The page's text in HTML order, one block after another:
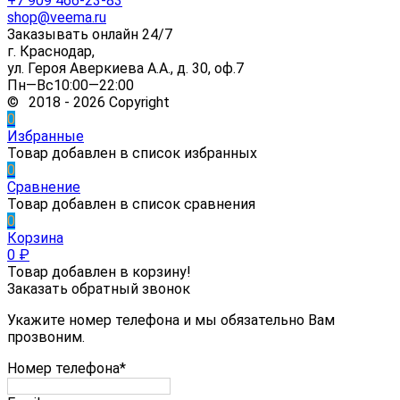
shop@veema.ru
Заказывать онлайн 24/7
г. Краснодар,
ул. Героя Аверкиева А.А., д. 30, оф.7
Пн—Вс10:00—22:00
© 2018 - 2026 Copyright
0
Избранные
Товар добавлен в список избранных
0
Сравнение
Товар добавлен в список сравнения
0
Корзина
0 ₽
Товар добавлен в корзину!
Заказать обратный звонок
Укажите номер телефона и мы обязательно Вам
прозвоним.
Номер телефона*